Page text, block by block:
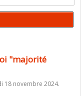
"majorité
18 novembre 2024.